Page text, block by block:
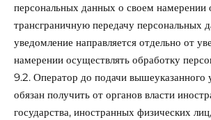
персональных данных о своем намерении
трансграничную передачу персональных
уведомление направляется отдельно от
намерении осуществлять обработку
9.2. Оператор до подачи вышеуказанного
обязан получить от органов власти
государства, иностранных физических